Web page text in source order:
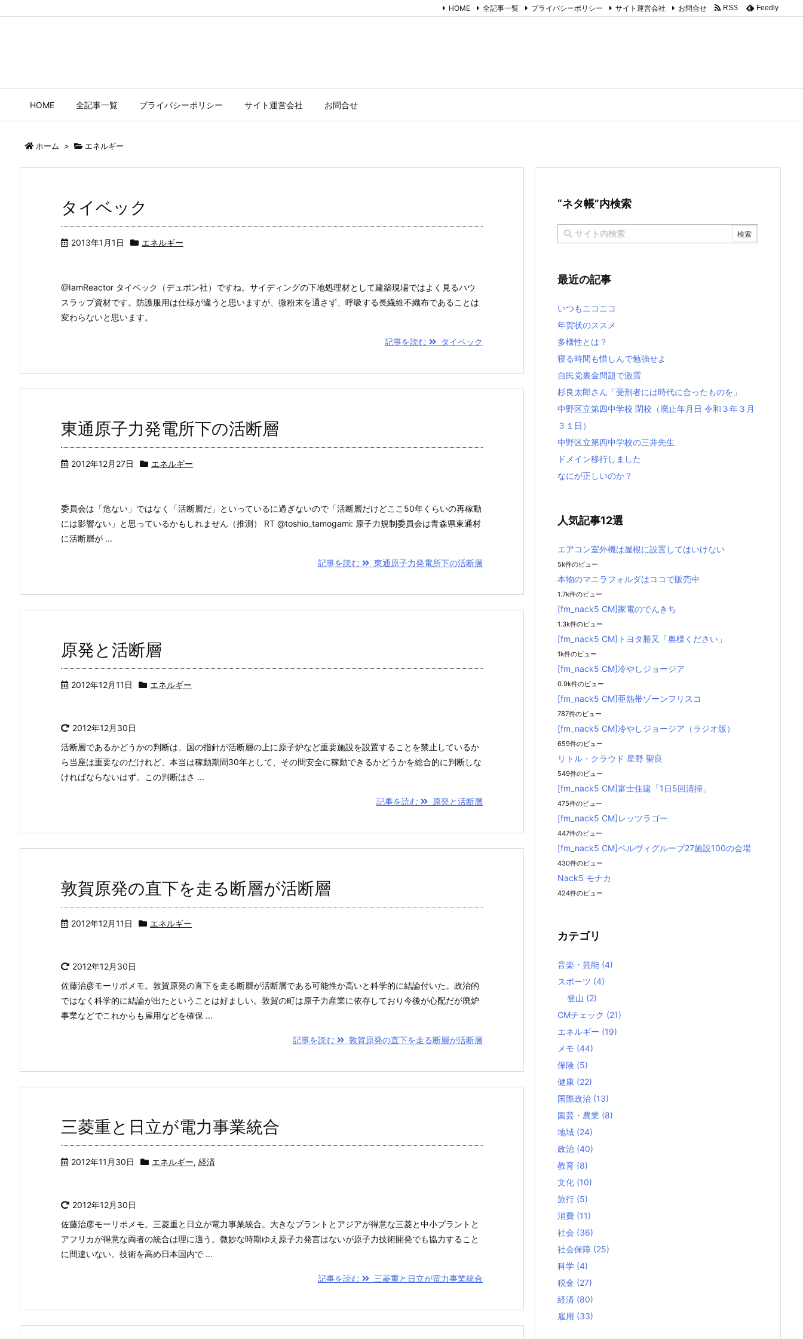
HOME 全記事一覧 プライバシーポリシー サイト運営会社 お問合せ
HOME 全記事一覧 プライバシーポリシー サイト運営会社 お問合せ RSS Feedly
ホーム > エネルギー
タイベック
2013年1月1日 エネルギー
@IamReactor タイベック（デュポン社）ですね。サイディングの下地処理材として建築現場ではよく見るハウ
スラップ資材です。防護服用は仕様が違うと思いますが、微粉末を通さず、呼吸する長繊維不織布であることは
変わらないと思います。
記事を読む タイベック
東通原子力発電所下の活断層
2012年12月27日 エネルギー
委員会は「危ない」ではなく「活断層だ」といっているに過ぎないので「活断層だけどここ50年くらいの再稼動
には影響ない」と思っているかもしれません（推測） RT @toshio_tamogami: 原子力規制委員会は青森県東通村
に活断層が ...
記事を読む 東通原子力発電所下の活断層
原発と活断層
2012年12月11日 エネルギー
2012年12月30日
活断層であるかどうかの判断は、国の指針が活断層の上に原子炉など重要施設を設置することを禁止しているか
ら当座は重要なのだけれど、本当は稼動期間30年として、その間安全に稼動できるかどうかを総合的に判断しな
ければならないはず。この判断はさ ...
記事を読む 原発と活断層
敦賀原発の直下を走る断層が活断層
2012年12月11日 エネルギー
2012年12月30日
佐藤治彦モーリポメモ。敦賀原発の直下を走る断層が活断層である可能性か高いと科学的に結論付いた。政治的
ではなく科学的に結論が出たということは好ましい。敦賀の町は原子力産業に依存しており今後が心配だが廃炉
事業などでこれからも雇用などを確保 ...
記事を読む 敦賀原発の直下を走る断層が活断層
三菱重と日立が電力事業統合
2012年11月30日 エネルギー, 経済
2012年12月30日
佐藤治彦モーリポメモ。三菱重と日立が電力事業統合。大きなプラントとアジアが得意な三菱と中小プラントと
アフリカが得意な両者の統合は理に適う。微妙な時期ゆえ原子力発言はないが原子力技術開発でも協力すること
に間違いない。技術を高め日本国内で ...
記事を読む 三菱重と日立が電力事業統合
“ネタ帳”内検索
最近の記事
いつもニコニコ
年賀状のススメ
多様性とは？
寝る時間も惜しんで勉強せよ
自民党裏金問題で激震
杉良太郎さん「受刑者には時代に合ったものを」
中野区立第四中学校 閉校（廃止年月日 令和３年３月
３１日）
中野区立第四中学校の三井先生
ドメイン移行しました
なにが正しいのか？
人気記事12選
エアコン室外機は屋根に設置してはいけない
5k件のビュー
本物のマニラフォルダはココで販売中
1.7k件のビュー
[fm_nack5 CM]家電のでんきち
1.3k件のビュー
[fm_nack5 CM]トヨタ勝又「奥様ください」
1k件のビュー
[fm_nack5 CM]冷やしジョージア
0.9k件のビュー
[fm_nack5 CM]亜熱帯ゾーンフリスコ
787件のビュー
[fm_nack5 CM]冷やしジョージア（ラジオ版）
659件のビュー
リトル・クラウド 星野 聖良
549件のビュー
[fm_nack5 CM]富士住建「1日5回清掃」
475件のビュー
[fm_nack5 CM]レッツラゴー
447件のビュー
[fm_nack5 CM]ベルヴィグループ27施設100の会場
430件のビュー
Nack5 モナカ
424件のビュー
カテゴリ
音楽・芸能 (4)
スポーツ (4)
登山 (2)
CMチェック (21)
エネルギー (19)
メモ (44)
保険 (5)
健康 (22)
国際政治 (13)
園芸・農業 (8)
地域 (24)
政治 (40)
教育 (8)
文化 (10)
旅行 (5)
消費 (11)
社会 (36)
社会保障 (25)
科学 (4)
税金 (27)
経済 (80)
雇用 (33)